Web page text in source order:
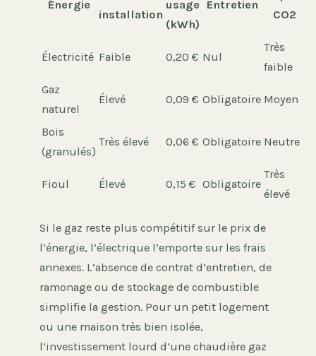
Énergie
installation
usage
(kWh)
Entretien
CO2
Électricité Faible 0,20 € Nul
Très
faible
Gaz
naturel
Élevé 0,09 € Obligatoire Moyen
Bois
(granulés)
Très élevé 0,06 € Obligatoire Neutre
Fioul Élevé 0,15 € Obligatoire
Très
élevé
Si le gaz reste plus compétitif sur le prix de
l’énergie, l’électrique l’emporte sur les frais
annexes. L’absence de contrat d’entretien, de
ramonage ou de stockage de combustible
simplifie la gestion. Pour un petit logement
ou une maison très bien isolée,
l’investissement lourd d’une chaudière gaz